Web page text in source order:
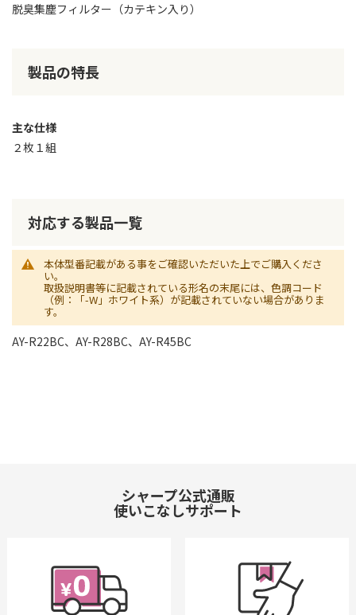
脱臭集塵フィルター（カテキン入り）
製品の特長
主な仕様
２枚１組
対応する製品一覧
本体型番記載がある事をご確認いただいた上でご購入くださ
い。
取扱説明書等に記載されている形名の末尾には、色調コード
（例：「-W」ホワイト系）が記載されていない場合がありま
す。
AY-R22BC、AY-R28BC、AY-R45BC
シャープ公式通販
使いこなしサポート